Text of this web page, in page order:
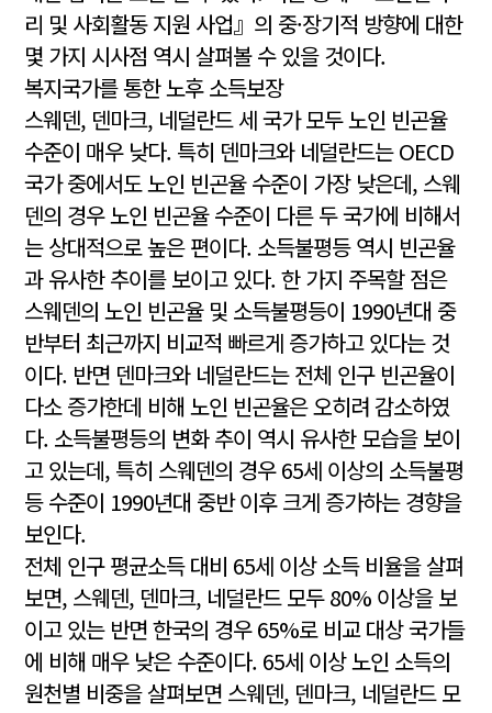
리 및 사회활동 지원 사업』의 중·장기적 방향에 대한
몇 가지 시사점 역시 살펴볼 수 있을 것이다.
복지국가를 통한 노후 소득보장
스웨덴, 덴마크, 네덜란드 세 국가 모두 노인 빈곤율
수준이 매우 낮다. 특히 덴마크와 네덜란드는 OECD
국가 중에서도 노인 빈곤율 수준이 가장 낮은데, 스웨
덴의 경우 노인 빈곤율 수준이 다른 두 국가에 비해서
는 상대적으로 높은 편이다. 소득불평등 역시 빈곤율
과 유사한 추이를 보이고 있다. 한 가지 주목할 점은
스웨덴의 노인 빈곤율 및 소득불평등이 1990년대 중
반부터 최근까지 비교적 빠르게 증가하고 있다는 것
이다. 반면 덴마크와 네덜란드는 전체 인구 빈곤율이
다소 증가한데 비해 노인 빈곤율은 오히려 감소하였
다. 소득불평등의 변화 추이 역시 유사한 모습을 보이
고 있는데, 특히 스웨덴의 경우 65세 이상의 소득불평
등 수준이 1990년대 중반 이후 크게 증가하는 경향을
보인다.
전체 인구 평균소득 대비 65세 이상 소득 비율을 살펴
보면, 스웨덴, 덴마크, 네덜란드 모두 80% 이상을 보
이고 있는 반면 한국의 경우 65%로 비교 대상 국가들
에 비해 매우 낮은 수준이다. 65세 이상 노인 소득의
원천별 비중을 살펴보면 스웨덴, 덴마크, 네덜란드 모